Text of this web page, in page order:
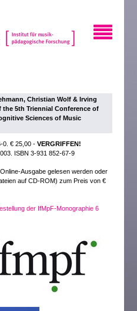
Christian Wolf & Irving
5th Triennial Conference of
Sciences of Music
0. € 25,00 -VERGRIFFEN!
ISBN 3-931 852-67-9
Ausgabe gelesen werden oder
auf CD-ROM) zum Preis von €
der IfMpF-Monographie 6